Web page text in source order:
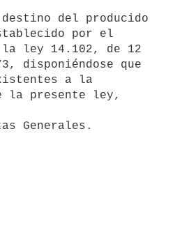
del producido
por el
ley 14.102, de 12
disponiéndose que
a la
la presente ley,